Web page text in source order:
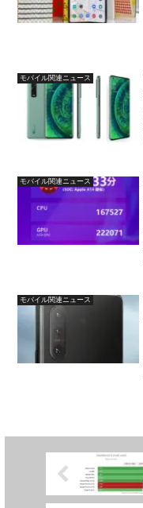
モバイル関連ニュース
モバイル関連ニュース
モバイル関連ニュース